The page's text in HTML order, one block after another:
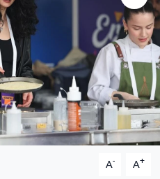
A- A+